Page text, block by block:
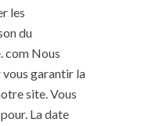
les
du
com Nous
garantir la
site. Vous
pour. La date